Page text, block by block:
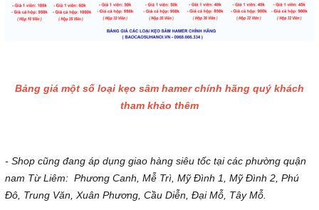
Bảng giá một số loại kẹo sâm hamer chính hãng quý khách
tham khảo thêm
- Shop cũng đang áp dụng giao hàng siêu tốc tại các phường quận
nam Từ Liêm: Phương Canh, Mễ Trì, Mỹ Đình 1, Mỹ Đình 2, Phú
Đô, Trung Văn, Xuân Phương, Cầu Diễn, Đại Mỗ, Tây Mỗ.